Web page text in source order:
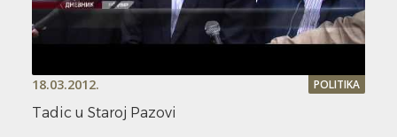
18.03.2012. POLITIKA
Tadic u Staroj Pazovi